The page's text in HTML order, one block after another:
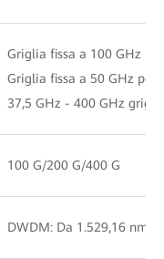
Griglia fissa a 100 GHz
Griglia fissa a 50 GHz per
37,5 GHz - 400 GHz
100 G/200 G/400 G
DWDM: Da 1.529,16 nm